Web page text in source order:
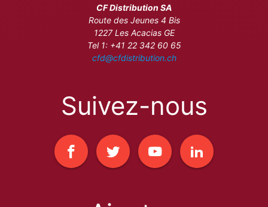
CF Distribution SA
Route des Jeunes 4 Bis
1227 Les Acacias GE
Tel 1: +41 22 342 60 65
cfd@cfdistribution.ch
Suivez-nous